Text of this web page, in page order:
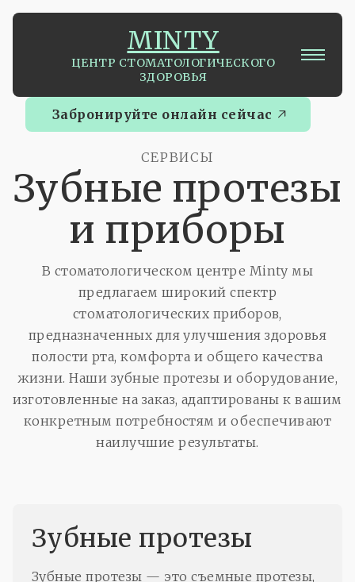
МINTY
ЦЕНТР СТОМАТОЛОГИЧЕСКОГО
ЗДОРОВЬЯ
Забронируйте онлайн сейчас
СЕРВИСЫ
Зубные протезы
и приборы
В стоматологическом центре Minty мы
предлагаем широкий спектр
стоматологических приборов,
предназначенных для улучшения здоровья
полости рта, комфорта и общего качества
жизни. Наши зубные протезы и оборудование,
изготовленные на заказ, адаптированы к вашим
конкретным потребностям и обеспечивают
наилучшие результаты.
Зубные протезы
Зубные протезы — это съемные протезы,